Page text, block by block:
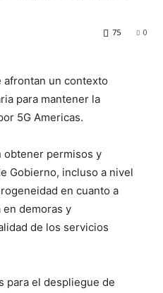
0
75
afrontan un contexto
para mantener la
5G Americas.
obtener permisos y
Gobierno, incluso a nivel
en cuanto a
demoras y
de los servicios
para el despliegue de